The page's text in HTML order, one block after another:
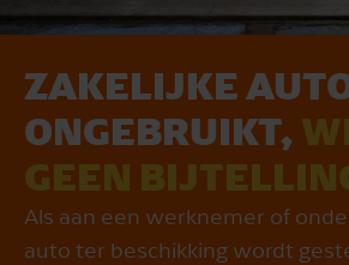
ZAKELIJKE
ONGEBRUIKT,
GEEN
Als aan een werknemer of
auto ter beschikking wordt